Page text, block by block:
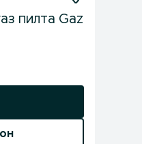
пилта Gaz